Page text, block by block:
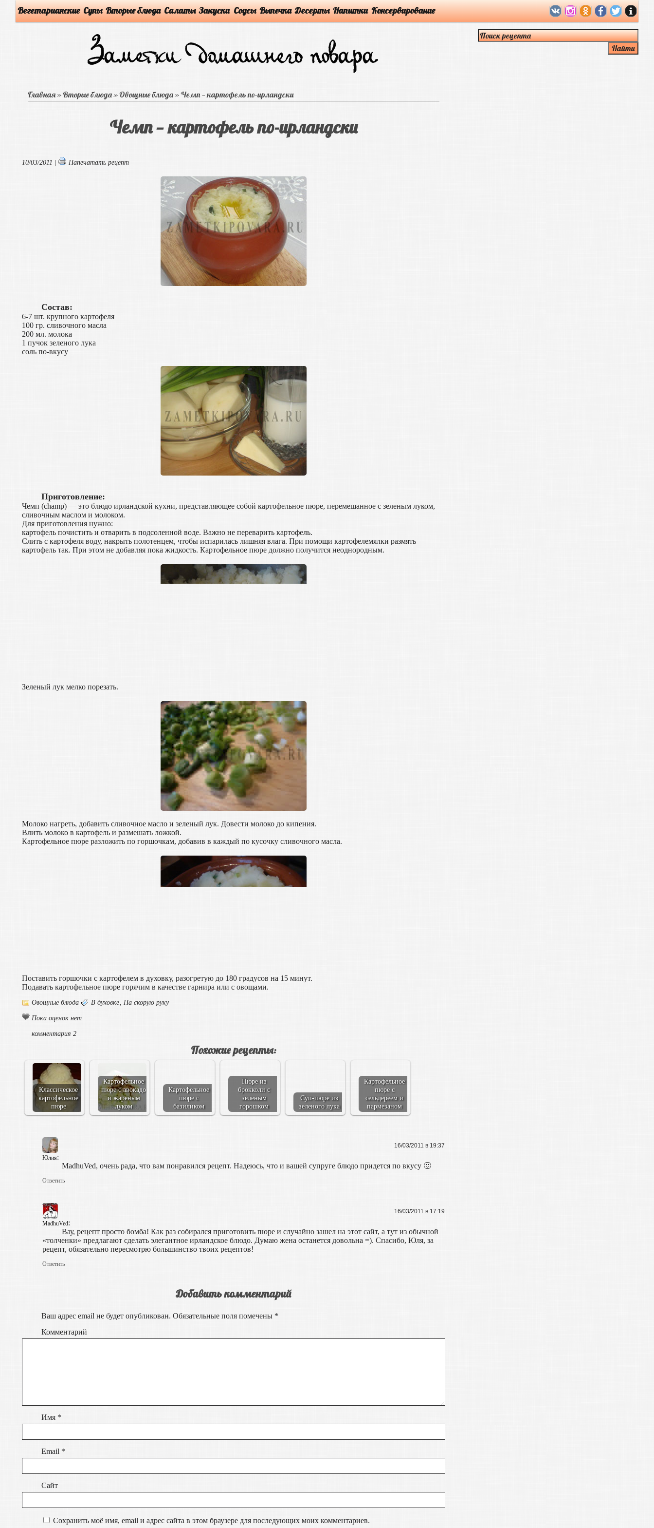
Вегетарианские Супы Вторые блюда Салаты Закуски Соусы Выпечка Десерты Напитки Консервирование
Главная»Вторые блюда»Овощные блюда»Чемп — картофель по-ирландски
Чемп — картофель по-ирландски
10/03/2011 | Напечатать рецепт
Состав:
6-7 шт. крупного картофеля
100 гр. сливочного масла
200 мл. молока
1 пучок зеленого лука
соль по-вкусу
Приготовление:
Чемп (champ) — это блюдо ирландской кухни, представляющее собой картофельное пюре, перемешанное с зеленым луком,
сливочным маслом и молоком.
Для приготовления нужно:
картофель почистить и отварить в подсоленной воде. Важно не переварить картофель.
Слить с картофеля воду, накрыть полотенцем, чтобы испарилась лишняя влага. При помощи картофелемялки размять
картофель так. При этом не добавляя пока жидкость. Картофельное пюре должно получится неоднородным.
Зеленый лук мелко порезать.
Молоко нагреть, добавить сливочное масло и зеленый лук. Довести молоко до кипения.
Влить молоко в картофель и размешать ложкой.
Картофельное пюре разложить по горшочкам, добавив в каждый по кусочку сливочного масла.
Поставить горшочки с картофелем в духовку, разогретую до 180 градусов на 15 минут.
Подавать картофельное пюре горячим в качестве гарнира или с овощами.
Овощные блюда В духовке,На скорую руку
Пока оценок нет
комментария 2
Похожие рецепты:
Классическое
картофельное
пюре
Картофельное
пюре с авокадо
и жареным
луком
Картофельное
пюре с
базиликом
Пюре из
брокколи с
зеленым
горошком
Суп-пюре из
зеленого лука
Картофельное
пюре с
сельдереем и
пармезаном
Юлия:
16/03/2011 в 19:37
MadhuVed, очень рада, что вам понравился рецепт. Надеюсь, что и вашей супруге блюдо придется по вкусу 🙂
Ответить
MadhuVed:
16/03/2011 в 17:19
Вау, рецепт просто бомба! Как раз собирался приготовить пюре и случайно зашел на этот сайт, а тут из обычной
«толченки» предлагают сделать элегантное ирландское блюдо. Думаю жена останется довольна =). Спасибо, Юля, за
рецепт, обязательно пересмотрю большинство твоих рецептов!
Ответить
Добавить комментарий
Ваш адрес email не будет опубликован. Обязательные поля помечены *
Комментарий
Имя *
Email *
Сайт
Сохранить моё имя, email и адрес сайта в этом браузере для последующих моих комментариев.